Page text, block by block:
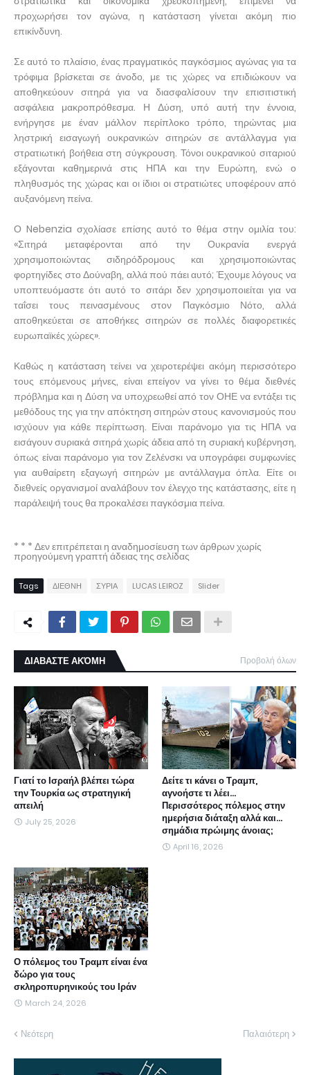
προχωρήσει τον αγώνα, η κατάσταση γίνεται ακόμη πιο
επικίνδυνη.
Σε αυτό το πλαίσιο, ένας πραγματικός παγκόσμιος αγώνας για τα
τρόφιμα βρίσκεται σε άνοδο, με τις χώρες να επιδιώκουν να
αποθηκεύουν σιτηρά για να διασφαλίσουν την επισιτιστική
ασφάλεια μακροπρόθεσμα. Η Δύση, υπό αυτή την έννοια,
ενήργησε με έναν μάλλον περίπλοκο τρόπο, τηρώντας μια
ληστρική εισαγωγή ουκρανικών σιτηρών σε αντάλλαγμα για
στρατιωτική βοήθεια στη σύγκρουση. Τόνοι ουκρανικού σιταριού
εξάγονται καθημερινά στις ΗΠΑ και την Ευρώπη, ενώ ο
πληθυσμός της χώρας και οι ίδιοι οι στρατιώτες υποφέρουν από
αυξανόμενη πείνα.
Ο Nebenzia σχολίασε επίσης αυτό το θέμα στην ομιλία του:
«Σιτηρά μεταφέρονται από την Ουκρανία ενεργά
χρησιμοποιώντας σιδηρόδρομους και χρησιμοποιώντας
φορτηγίδες στο Δούναβη, αλλά πού πάει αυτό; Έχουμε λόγους να
υποπτευόμαστε ότι αυτό το σιτάρι δεν χρησιμοποιείται για να
ταΐσει τους πεινασμένους στον Παγκόσμιο Νότο, αλλά
αποθηκεύεται σε αποθήκες σιτηρών σε πολλές διαφορετικές
ευρωπαϊκές χώρες».
Καθώς η κατάσταση τείνει να χειροτερέψει ακόμη περισσότερο
τους επόμενους μήνες, είναι επείγον να γίνει το θέμα διεθνές
πρόβλημα και η Δύση να υποχρεωθεί από τον ΟΗΕ να εντάξει τις
μεθόδους της για την απόκτηση σιτηρών στους κανονισμούς που
ισχύουν για κάθε περίπτωση. Είναι παράνομο για τις ΗΠΑ να
εισάγουν συριακά σιτηρά χωρίς άδεια από τη συριακή κυβέρνηση,
όπως είναι παράνομο για τον Ζελένσκι να υπογράφει συμφωνίες
για αυθαίρετη εξαγωγή σιτηρών με αντάλλαγμα όπλα. Είτε οι
διεθνείς οργανισμοί αναλάβουν τον έλεγχο της κατάστασης, είτε η
παράλειψή τους θα προκαλέσει παγκόσμια πείνα.
* * * Δεν επιτρέπεται η αναδημοσίευση των άρθρων χωρίς
προηγούμενη γραπτή άδειας της σελίδας
Tags ΔΙΕΘΝΗ ΣΥΡΙΑ LUCAS LEIROZ Slider
ΔΙΑΒΑΣΤΕ ΑΚΌΜΗ Προβολή όλων
Γιατί το Ισραήλ βλέπει τώρα
την Τουρκία ως στρατηγική
απειλή
July 25, 2026
Δείτε τι κάνει ο Τραμπ,
αγνοήστε τι λέει...
Περισσότερος πόλεμος στην
ημερήσια διάταξη αλλά και...
σημάδια πρώιμης άνοιας;
April 16, 2026
Ο πόλεμος του Τραμπ είναι ένα
δώρο για τους
σκληροπυρηνικούς του Ιράν
March 24, 2026
Νεότερη Παλαιότερη